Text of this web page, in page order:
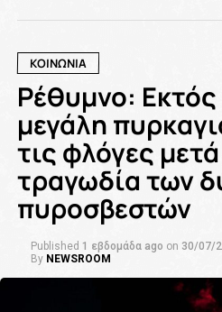
ΚΟΙΝΩΝΙΑ
Ρέθυμνο: Εκτός
μεγάλη
τις φλόγες
τραγωδία των
πυροσβεστών
Published 1 εβδομάδα ago on 30/07/
By NEWSROOM